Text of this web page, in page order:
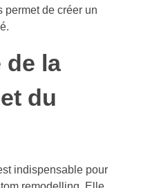
permet de créer un
de la
du
indispensable pour